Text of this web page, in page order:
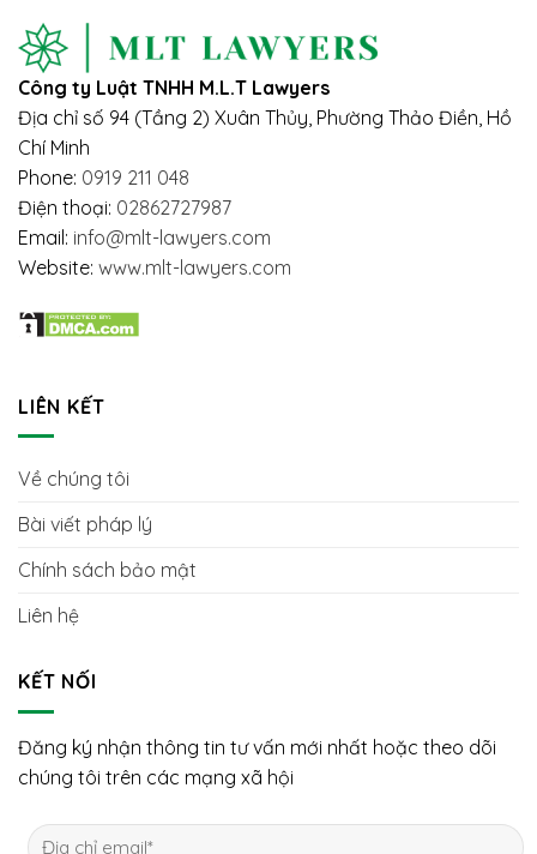
TÁC
ĐẾN
NGƯỜI
LAO
TY
TRÁCH
NHIỆM
HẠN
Công ty Luật TNHH M.L.T Lawyers
Địa chỉ số 94 (Tầng 2) Xuân Thủy, Phường Thảo Điền, Hồ
Chí Minh
Phone: 0919 211 048
Điện thoại: 02862727987
Email: info@mlt-lawyers.com
Website: www.mlt-lawyers.com
LIÊN KẾT
Về chúng tôi
Bài viết pháp lý
Chính sách bảo mật
Liên hệ
KẾT NỐI
Đăng ký nhận thông tin tư vấn mới nhất hoặc theo dõi
chúng tôi trên các mạng xã hội